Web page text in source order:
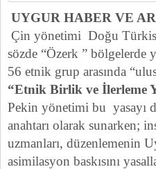
UYGUR HABER VE
Çin yönetimi Doğu
sözde “Özerk ”
56 etnik grup arasında
“Etnik Birlik ve İlerleme
Pekin yönetimi bu yasayı
anahtarı olarak sunarken;
uzmanları, düzenlemenin
asimilasyon baskısını